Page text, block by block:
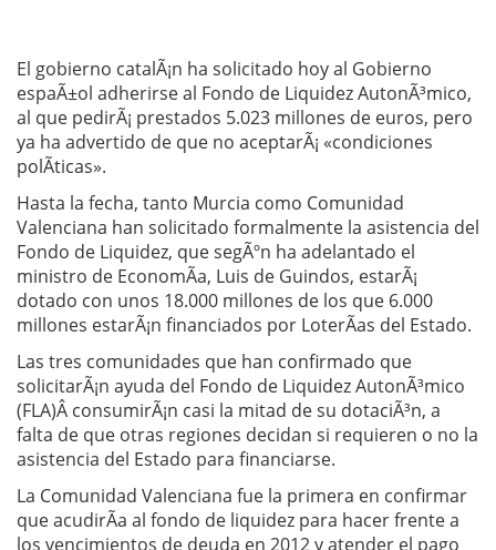
El gobierno catalÃ¡n ha solicitado hoy al Gobierno
espaÃ±ol adherirse al Fondo de Liquidez AutonÃ³mico,
al que pedirÃ¡ prestados 5.023 millones de euros, pero
ya ha advertido de que no aceptarÃ¡ «condiciones
polÃ­ticas».
Hasta la fecha, tanto Murcia como Comunidad
Valenciana han solicitado formalmente la asistencia del
Fondo de Liquidez, que segÃºn ha adelantado el
ministro de EconomÃ­a, Luis de Guindos, estarÃ¡
dotado con unos 18.000 millones de los que 6.000
millones estarÃ¡n financiados por LoterÃ­as del Estado.
Las tres comunidades que han confirmado que
solicitarÃ¡n ayuda del Fondo de Liquidez AutonÃ³mico
(FLA)Â consumirÃ¡n casi la mitad de su dotaciÃ³n, a
falta de que otras regiones decidan si requieren o no la
asistencia del Estado para financiarse.
La Comunidad Valenciana fue la primera en confirmar
que acudirÃ­a al fondo de liquidez para hacer frente a
los vencimientos de deuda en 2012 y atender el pago